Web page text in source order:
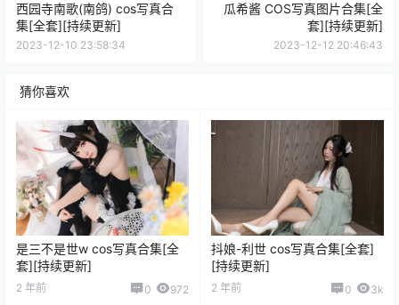
西园寺南歌(南鸽) cos写真合
集[全套][持续更新]
2023-12-10 23:58:34
瓜希酱 COS写真图片合集[全
套][持续更新]
2023-12-12 20:46:43
猜你喜欢
是三不是世w cos写真合集[全
套][持续更新]
2 年前 0 972
抖娘-利世 cos写真合集[全套]
[持续更新]
2 年前 0 3k